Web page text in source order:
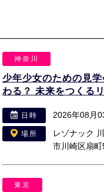
神奈川
少年少女のための見
わる？ 未来をつくる
日時 2026年08月
場所
レゾナック
市川崎区扇町
東京